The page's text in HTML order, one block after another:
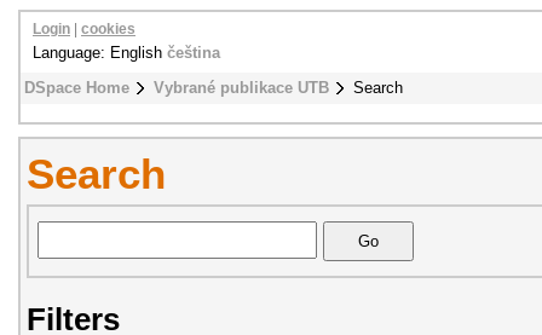
DSpace Home Vybrané publikace UTB Search
Login cookies
Language: English čeština
Search
Filters